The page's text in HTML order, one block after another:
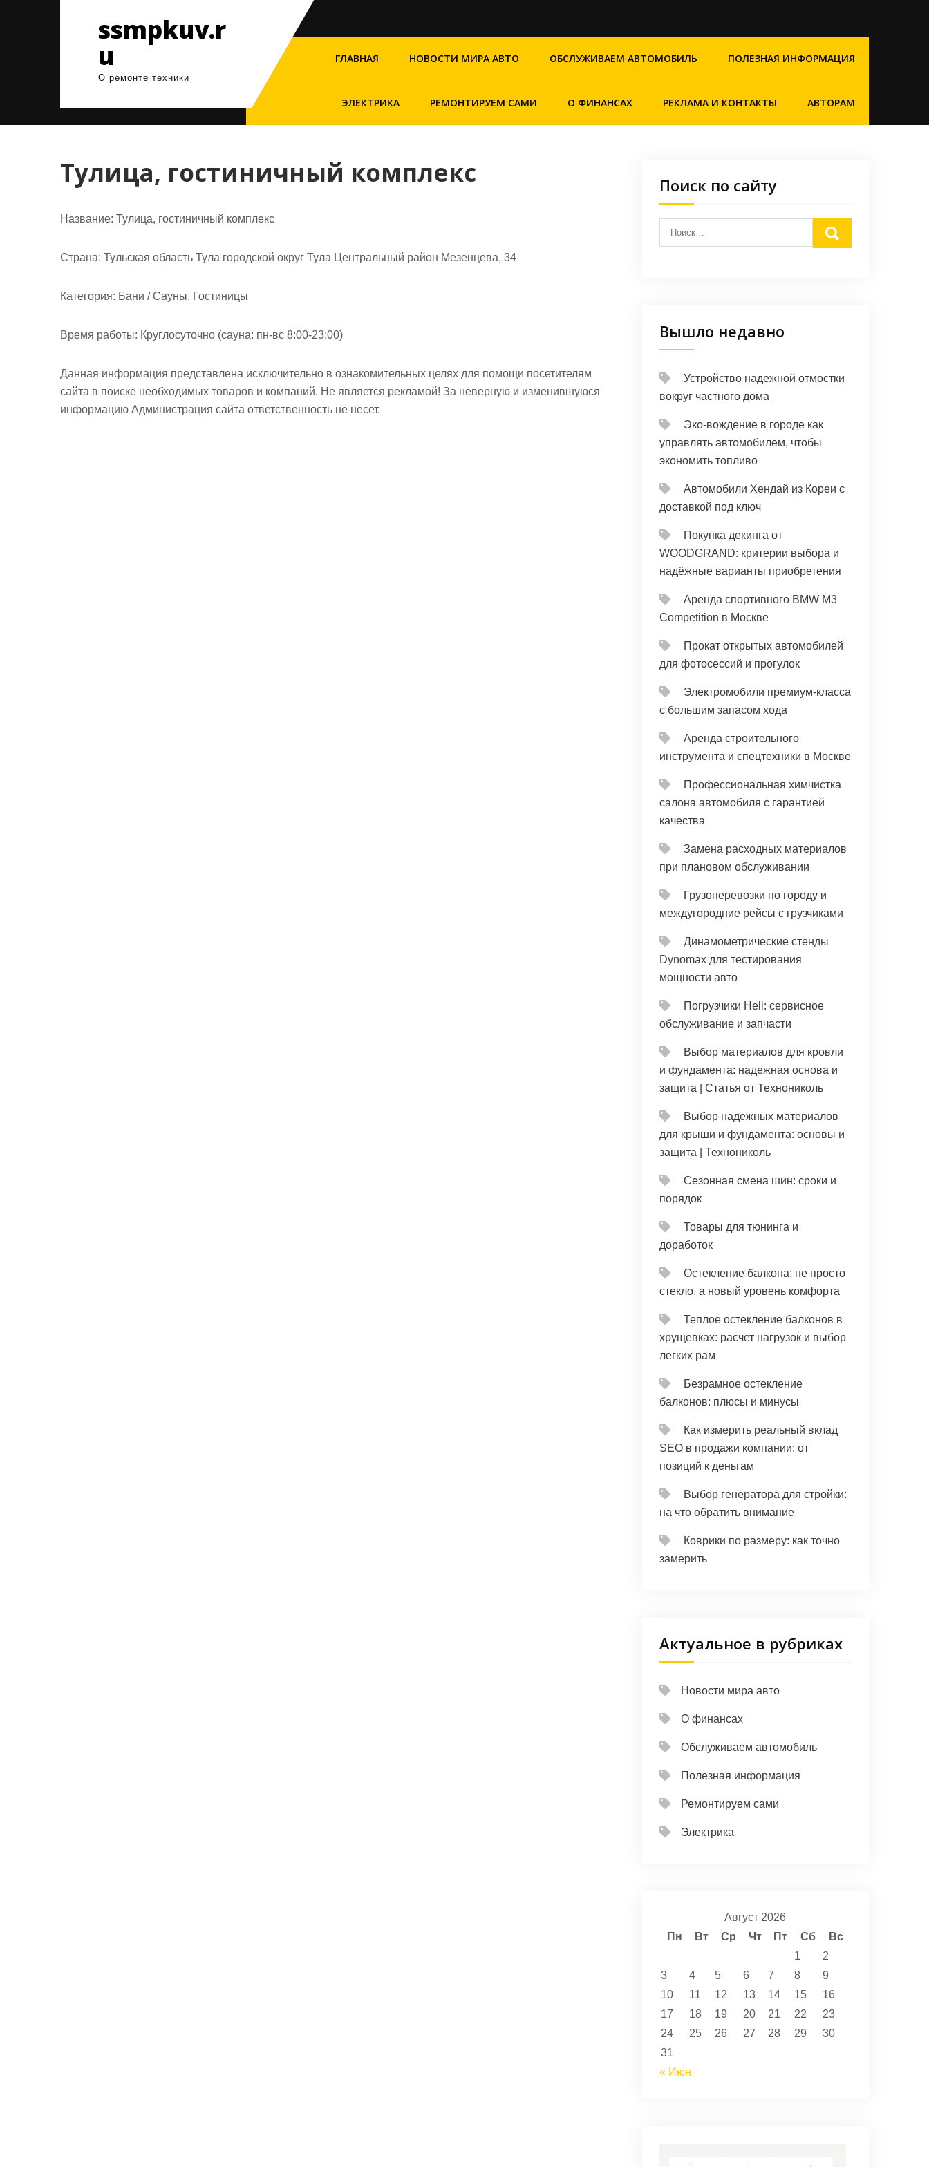
ssmpkuv.r
u
О ремонте техники
ГЛАВНАЯ НОВОСТИ МИРА АВТО ОБСЛУЖИВАЕМ АВТОМОБИЛЬ ПОЛЕЗНАЯ ИНФОРМАЦИЯ
ЭЛЕКТРИКА РЕМОНТИРУЕМ САМИ О ФИНАНСАХ РЕКЛАМА И КОНТАКТЫ АВТОРАМ
Тулица, гостиничный комплекс
Название: Тулица, гостиничный комплекс
Страна: Тульская область Тула городской округ Тула Центральный район Мезенцева, 34
Категория: Бани / Сауны, Гостиницы
Время работы: Круглосуточно (сауна: пн-вс 8:00-23:00)
Данная информация представлена исключительно в ознакомительных целях для помощи посетителям
сайта в поиске необходимых товаров и компаний. Не является рекламой! За неверную и изменившуюся
информацию Администрация сайта ответственность не несет.
Поиск по сайту
Вышло недавно
Устройство надежной отмостки
вокруг частного дома
Эко-вождение в городе как
управлять автомобилем, чтобы
экономить топливо
Автомобили Хендай из Кореи с
доставкой под ключ
Покупка декинга от
WOODGRAND: критерии выбора и
надёжные варианты приобретения
Аренда спортивного BMW M3
Competition в Москве
Прокат открытых автомобилей
для фотосессий и прогулок
Электромобили премиум-класса
с большим запасом хода
Аренда строительного
инструмента и спецтехники в Москве
Профессиональная химчистка
салона автомобиля с гарантией
качества
Замена расходных материалов
при плановом обслуживании
Грузоперевозки по городу и
междугородние рейсы с грузчиками
Динамометрические стенды
Dynomax для тестирования
мощности авто
Погрузчики Heli: сервисное
обслуживание и запчасти
Выбор материалов для кровли
и фундамента: надежная основа и
защита | Статья от Технониколь
Выбор надежных материалов
для крыши и фундамента: основы и
защита | Технониколь
Сезонная смена шин: сроки и
порядок
Товары для тюнинга и
доработок
Остекление балкона: не просто
стекло, а новый уровень комфорта
Теплое остекление балконов в
хрущевках: расчет нагрузок и выбор
легких рам
Безрамное остекление
балконов: плюсы и минусы
Как измерить реальный вклад
SEO в продажи компании: от
позиций к деньгам
Выбор генератора для стройки:
на что обратить внимание
Коврики по размеру: как точно
замерить
Актуальное в рубриках
Новости мира авто
О финансах
Обслуживаем автомобиль
Полезная информация
Ремонтируем сами
Электрика
Август 2026
Пн
Вт Ср Чт Пт Сб
Вс
1
2
3
4 5 6 7 8
9
10
11 12 13 14 15
16
17
18 19 20 21 22
23
24
25 26 27 28 29
30
31
« Июн